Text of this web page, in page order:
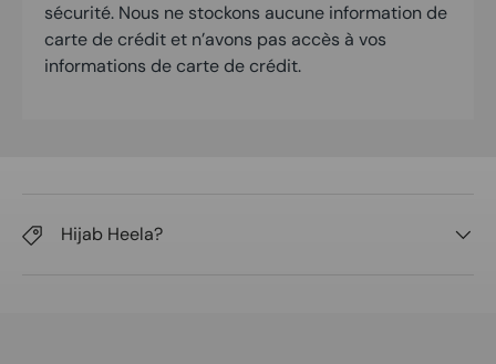
sécurité. Nous ne stockons aucune information de
carte de crédit et n’avons pas accès à vos
informations de carte de crédit.
Hijab Heela?